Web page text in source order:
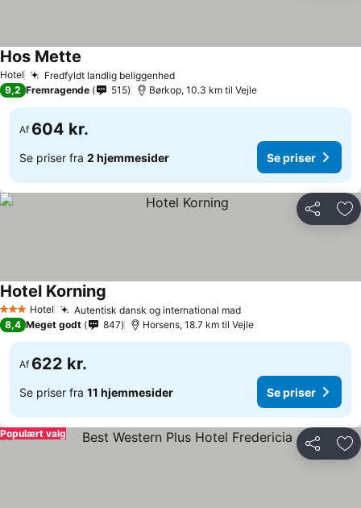
Hotel Fredfyldt landlig beliggenhed
Hos Mette
9,2 Fremragende 515 Børkop, 10.3 km til Vejle
Af 604 kr.
Se priser fra 2 hjemmesider Se priser
Del
3 StjernerHotel Autentisk dansk og international mad
Hotel Korning
8,4 Meget godt 847 Horsens, 18.7 km til Vejle
Af 622 kr.
Se priser fra 11 hjemmesider Se priser
Del
Populært valg